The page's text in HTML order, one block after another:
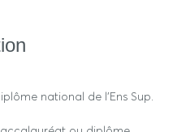
.
.
national de l'Ens Sup.